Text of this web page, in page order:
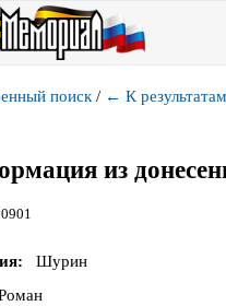
поиск / ← К
из
Шурин